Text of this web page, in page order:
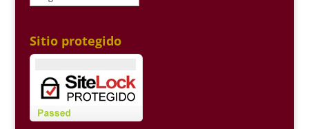
Sitio protegido